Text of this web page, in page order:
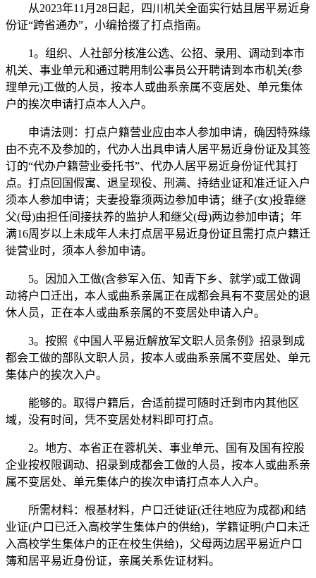
从2023年11月28日起，四川机关全面实行姑且居平易近身
份证“跨省通办”，小编拾掇了打点指南。
1。组织、人社部分核准公选、公招、录用、调动到本市
机关、事业单元和通过聘用制公事员公开聘请到本市机关(参
理单元)工做的人员，按本人或曲系亲属不变居处、单元集体
户的挨次申请打点本人入户。
申请法则：打点户籍营业应由本人参加申请，确因特殊缘
由不克不及参加的，代办人出具申请人居平易近身份证及其签
订的“代办户籍营业委托书”、代办人居平易近身份证代其打
点。打点回国假寓、退呈现役、刑满、持结业证和准迁证入户
须本人参加申请；夫妻投靠须两边参加申请；继子(女)投靠继
父(母)由担任间接扶养的监护人和继父(母)两边参加申请；年
满16周岁以上未成年人未打点居平易近身份证且需打点户籍迁
徙营业时，须本人参加申请。
5。因加入工做(含参军入伍、知青下乡、就学)或工做调
动将户口迁出，本人或曲系亲属正在成都会具有不变居处的退
休人员，正在本人或曲系亲属的不变居处申请入户。
3。按照《中国人平易近解放军文职人员条例》招录到成
都会工做的部队文职人员，按本人或曲系亲属不变居处、单元
集体户的挨次入户。
能够的。取得户籍后，合适前提可随时迁到市内其他区
域，没有时间，凭不变居处材料即可打点。
2。地方、本省正在蓉机关、事业单元、国有及国有控股
企业按权限调动、招录到成都会工做的人员，按本人或曲系亲
属不变居处、单元集体户的挨次申请打点本人入户。
所需材料：根基材料，户口迁徙证(迁往地应为成都)和结
业证(户口已迁入高校学生集体户的供给)，学籍证明(户口未迁
入高校学生集体户的正在校生供给)，父母两边居平易近户口
簿和居平易近身份证，亲属关系佐证材料。